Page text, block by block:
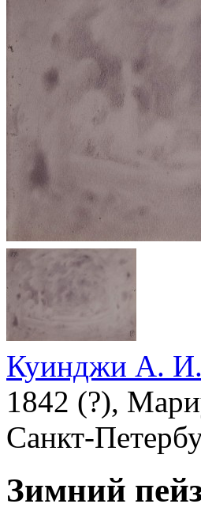
Куинджи А. И.
1842 (?),
Санкт-
Зимний